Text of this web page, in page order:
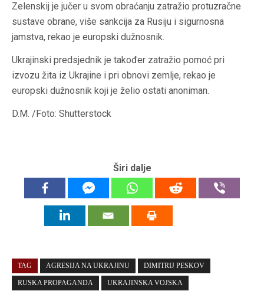
Zelenskij je jučer u svom obraćanju zatražio protuzračne
sustave obrane, više sankcija za Rusiju i sigurnosna
jamstva, rekao je europski dužnosnik.
Ukrajinski predsjednik je također zatražio pomoć pri
izvozu žita iz Ukrajine i pri obnovi zemlje, rekao je
europski dužnosnik koji je želio ostati anoniman.
D.M. /Foto: Shutterstock
Širi dalje
TAG AGRESIJA NA UKRAJINU DIMITRIJ PESKOV
RUSKA PROPAGANDA UKRAJINSKA VOJSKA